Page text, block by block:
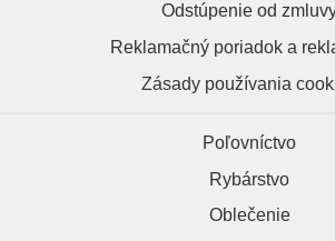
Odstúpenie od
Reklamačný poriadok a
Zásady používania
Poľovníctvo
Rybárstvo
Oblečenie